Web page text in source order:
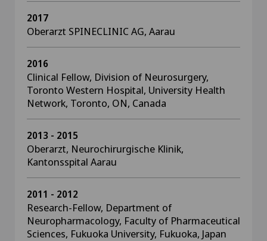
2017
Oberarzt SPINECLINIC AG, Aarau
2016
Clinical Fellow, Division of Neurosurgery,
Toronto Western Hospital, University Health
Network, Toronto, ON, Canada
2013 - 2015
Oberarzt, Neurochirurgische Klinik,
Kantonsspital Aarau
2011 - 2012
Research-Fellow, Department of
Neuropharmacology, Faculty of Pharmaceutical
Sciences, Fukuoka University, Fukuoka, Japan